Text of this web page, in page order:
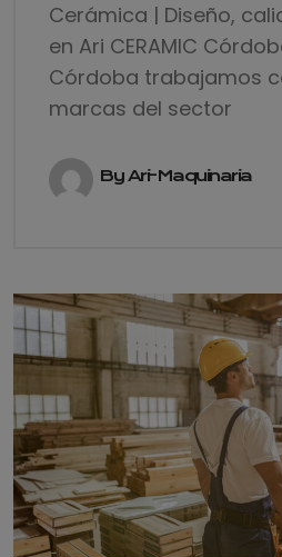
Cerámica | Diseño,
en Ari CERAMIC
Córdoba trabajamos
marcas del sector
By Ari-Maquinaria